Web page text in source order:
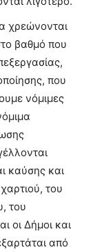
χρεώνονται
βαθμό που
που
νόμιμες
καύσης και
του
του
οι Δήμοι και
από